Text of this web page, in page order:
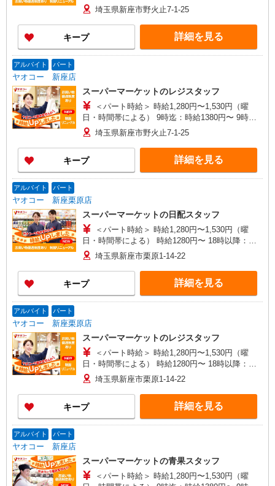
降：時給1280円〜 16時以降：時給1430円〜 ★土
曜＋100円 ★日・祝＋100円 ※アルバイトさんの
時給や募集内容はお問い合わせください
埼玉県新座市野火止7-1-25
キープ 詳細を見る
アルバイト パート
ヤオコー 新座店
スーパーマーケットのレジスタッフ
＜パート時給＞ 時給1,280円〜1,530円（曜
日・時間帯による） 9時迄：時給1380円〜 9時以
降：時給1280円〜 16時以降：時給1430円〜 ★土
曜＋100円 ★日・祝＋100円 ※アルバイトさんの
時給や募集内容はお問い合わせください
埼玉県新座市野火止7-1-25
キープ 詳細を見る
アルバイト パート
ヤオコー 新座栗原店
スーパーマーケットの日配スタッフ
＜パート時給＞ 時給1,280円〜1,530円（曜
日・時間帯による） 時給1280円〜 18時以降：時
給1430円〜 ★土曜＋100円 ★日・祝＋100円 ※ア
ルバイトさんの時給や募集内容はお問い合わせく
ださい
埼玉県新座市栗原1-14-22
キープ 詳細を見る
アルバイト パート
ヤオコー 新座栗原店
スーパーマーケットのレジスタッフ
＜パート時給＞ 時給1,280円〜1,530円（曜
日・時間帯による） 時給1280円〜 18時以降：時
給1430円〜 ★土曜＋100円 ★日・祝＋100円 ※ア
ルバイトさんの時給や募集内容はお問い合わせく
ださい
埼玉県新座市栗原1-14-22
キープ 詳細を見る
アルバイト パート
ヤオコー 新座店
スーパーマーケットの青果スタッフ
＜パート時給＞ 時給1,280円〜1,530円（曜